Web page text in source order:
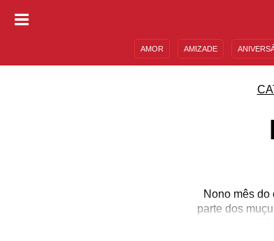
AMOR AMIZADE
Nono mês do
parte dos
uma palavrá